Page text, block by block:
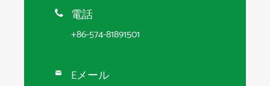
 電話
+86-574-81891501
 Eメール